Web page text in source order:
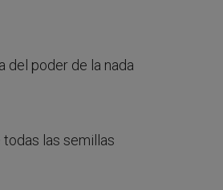
del poder de la nada
todas las semillas